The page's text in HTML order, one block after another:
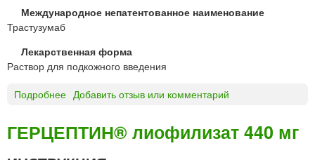
з
н
о
в
г
т
о
и
Д
М
Д
А
п
с
у
Международное непатентованное наименование
Трастузумаб
Лекарственная форма
Раствор для подкожного введения
Подробнее
Е
Р
Добавить отзыв или комментарий
ГЕРЦЕПТИН® лиофилизат 440 мг